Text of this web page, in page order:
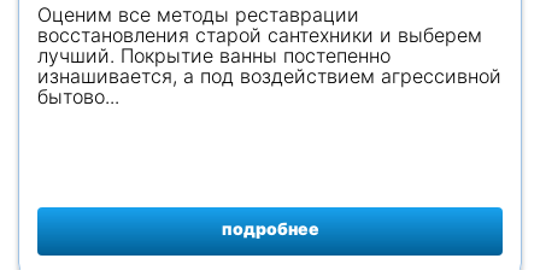
Оценим все методы реставрации
восстановления старой сантехники и выберем
лучший. Покрытие ванны постепенно
изнашивается, а под воздействием агрессивной
бытово...
подробнее